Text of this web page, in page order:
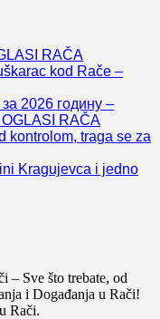
RAČA
kod Rače –
2026 годину –
RAČA
kontrolom, traga se za
Kragujevca i jedno
– Sve što trebate, od
i Događanja u Rači!
Rači.